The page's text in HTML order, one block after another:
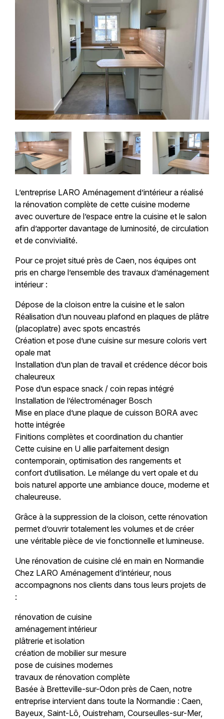
L’entreprise LARO Aménagement d’intérieur a réalisé
la rénovation complète de cette cuisine moderne
avec ouverture de l’espace entre la cuisine et le salon
afin d’apporter davantage de luminosité, de circulation
et de convivialité.
Pour ce projet situé près de Caen, nos équipes ont
pris en charge l’ensemble des travaux d’aménagement
intérieur :
Dépose de la cloison entre la cuisine et le salon
Réalisation d’un nouveau plafond en plaques de plâtre
(placoplatre) avec spots encastrés
Création et pose d’une cuisine sur mesure coloris vert
opale mat
Installation d’un plan de travail et crédence décor bois
chaleureux
Pose d’un espace snack / coin repas intégré
Installation de l’électroménager Bosch
Mise en place d’une plaque de cuisson BORA avec
hotte intégrée
Finitions complètes et coordination du chantier
Cette cuisine en U allie parfaitement design
contemporain, optimisation des rangements et
confort d’utilisation. Le mélange du vert opale et du
bois naturel apporte une ambiance douce, moderne et
chaleureuse.
Grâce à la suppression de la cloison, cette rénovation
permet d’ouvrir totalement les volumes et de créer
une véritable pièce de vie fonctionnelle et lumineuse.
Une rénovation de cuisine clé en main en Normandie
Chez LARO Aménagement d’intérieur, nous
accompagnons nos clients dans tous leurs projets de
:
rénovation de cuisine
aménagement intérieur
plâtrerie et isolation
création de mobilier sur mesure
pose de cuisines modernes
travaux de rénovation complète
Basée à Bretteville-sur-Odon près de Caen, notre
entreprise intervient dans toute la Normandie : Caen,
Bayeux, Saint-Lô, Ouistreham, Courseulles-sur-Mer,